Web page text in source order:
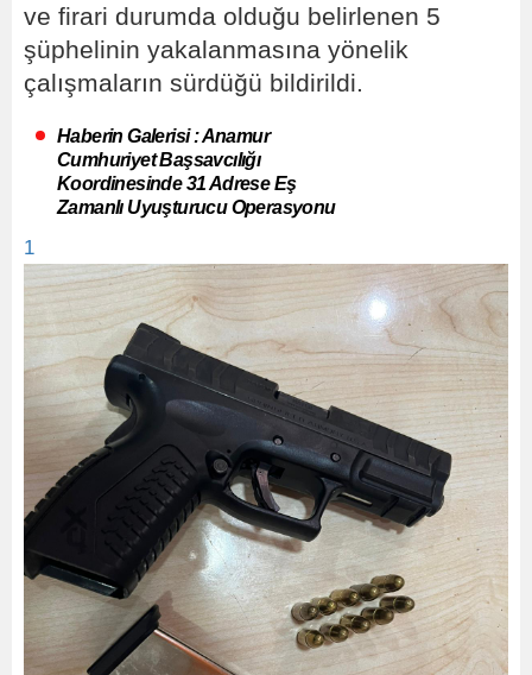
ve firari durumda olduğu belirlenen 5
şüphelinin yakalanmasına yönelik
çalışmaların sürdüğü bildirildi.
Haberin Galerisi : Anamur
Cumhuriyet Başsavcılığı
Koordinesinde 31 Adrese Eş
Zamanlı Uyuşturucu Operasyonu
1